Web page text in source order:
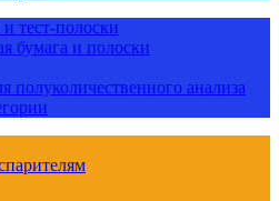
тест-полоски
бумага и полоски
полуколичественного анализа